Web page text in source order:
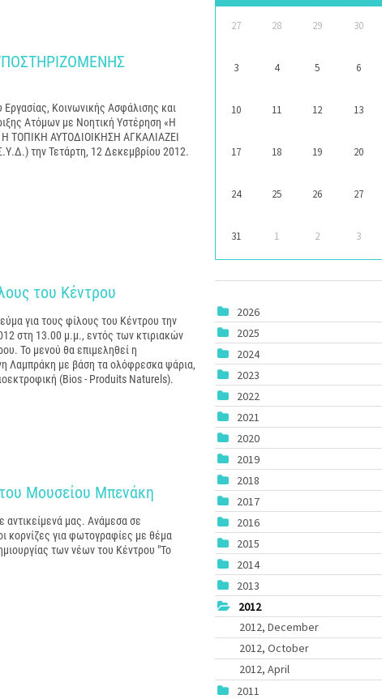
Κοινωνικής Ασφάλισης και
Ατόμων με Νοητική Υστέρηση «Η
ΤΟΠΙΚΗ ΑΥΤΟΔΙΟΙΚΗΣΗ ΑΓΚΑΛΙΑΖΕΙ
την Τετάρτη, 12 Δεκεμβρίου 2012.
του Κέντρου
για τους φίλους του Κέντρου την
στη 13.00 μ.μ., εντός των κτιριακών
Το μενού θα επιμεληθεί η
Λαμπράκη με βάση τα ολόφρεσκα ψάρια,
(Bios - Produits Naturels).
Μουσείου Μπενάκη
αντικείμενά μας. Ανάμεσα σε
κορνίζες για φωτογραφίες με θέμα
των νέων του Κέντρου "Το
27 28 29 30
3 4 5 6
10 11 12 13
17 18 19 20
24 25 26 27
31 1 2 3
2026
2025
2024
2023
2022
2021
2020
2019
2018
2017
2016
2015
2014
2013
2012
2012, December
2012, October
2012, April
2011